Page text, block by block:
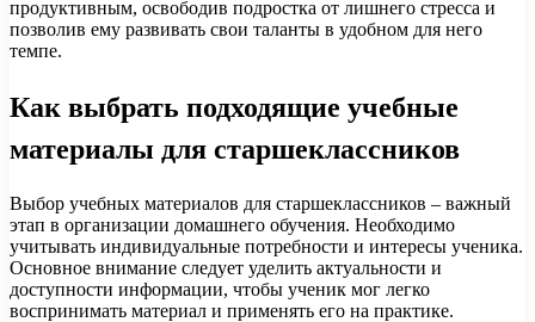
продуктивным, освободив подростка от лишнего стресса и
позволив ему развивать свои таланты в удобном для него
темпе.
Как выбрать подходящие учебные
материалы для старшеклассников
Выбор учебных материалов для старшеклассников – важный
этап в организации домашнего обучения. Необходимо
учитывать индивидуальные потребности и интересы ученика.
Основное внимание следует уделить актуальности и
доступности информации, чтобы ученик мог легко
воспринимать материал и применять его на практике.